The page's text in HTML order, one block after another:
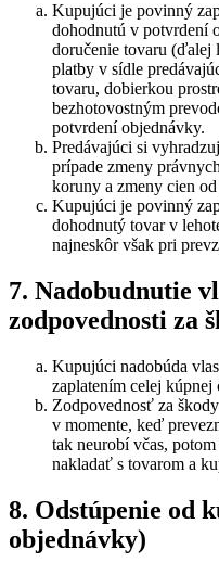
Kupujúci je povinný
dohodnutú v potvrdení
doručenie tovaru (ďalej
platby v sídle
tovaru, dobierkou
bezhotovostným
potvrdení objednávky.
Predávajúci si
prípade zmeny
koruny a zmeny cien
Kupujúci je povinný
dohodnutý tovar v
najneskôr však pri
7. Nadobudnutie
zodpovednosti za
Kupujúci nadobúda
zaplatením celej kúpnej
Zodpovednosť za
v momente, keď
tak neurobí včas,
nakladať s tovarom a
8. Odstúpenie od
objednávky)